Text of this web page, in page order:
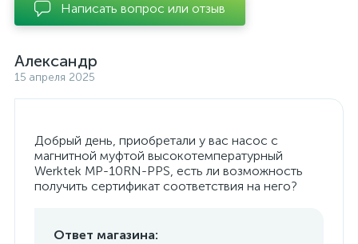
Написать вопрос или отзыв
Александр
15 апреля 2025
Добрый день, приобретали у вас насос с
магнитной муфтой высокотемпературный
Werktek MP-10RN-PPS, есть ли возможность
получить сертификат соответствия на него?
Ответ магазина: